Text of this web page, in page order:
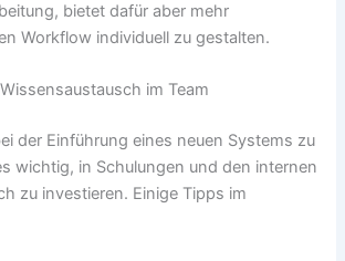
bietet dafür aber mehr
Workflow individuell zu gestalten.
im Team
der Einführung eines neuen Systems zu
wichtig, in Schulungen und den internen
zu investieren. Einige Tipps im